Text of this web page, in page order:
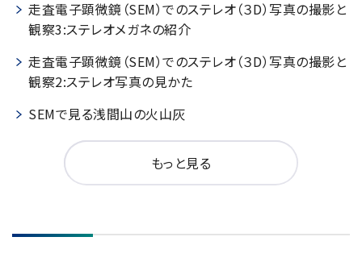
走査電子顕微鏡（SEM）でのステレオ（３D）写真の撮影と
観察3:ステレオメガネの紹介
走査電子顕微鏡（SEM）でのステレオ（３D）写真の撮影と
観察2:ステレオ写真の見かた
SEMで見る浅間山の火山灰
もっと見る